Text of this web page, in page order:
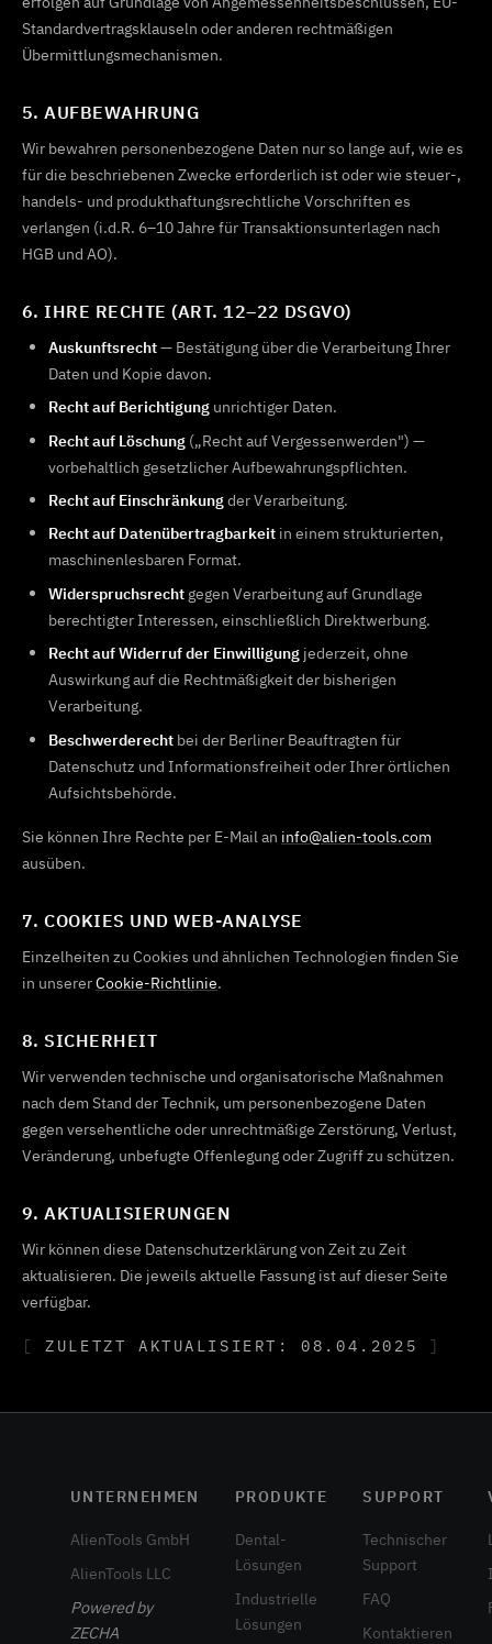
Standardvertragsklauseln oder anderen rechtmäßigen
Übermittlungsmechanismen.
5. AUFBEWAHRUNG
Wir bewahren personenbezogene Daten nur so lange auf, wie es
für die beschriebenen Zwecke erforderlich ist oder wie steuer-,
handels- und produkthaftungsrechtliche Vorschriften es
verlangen (i.d.R. 6–10 Jahre für Transaktionsunterlagen nach
HGB und AO).
6. IHRE RECHTE (ART. 12–22 DSGVO)
Auskunftsrecht— Bestätigung über die Verarbeitung Ihrer
Daten und Kopie davon.
Recht auf Berichtigung unrichtiger Daten.
Recht auf Löschung („Recht auf Vergessenwerden") —
vorbehaltlich gesetzlicher Aufbewahrungspflichten.
Recht auf Einschränkungder Verarbeitung.
Recht auf Datenübertragbarkeit in einem strukturierten,
maschinenlesbaren Format.
Widerspruchsrecht gegen Verarbeitung auf Grundlage
berechtigter Interessen, einschließlich Direktwerbung.
Recht auf Widerruf der Einwilligung jederzeit, ohne
Auswirkung auf die Rechtmäßigkeit der bisherigen
Verarbeitung.
Beschwerderecht bei der Berliner Beauftragten für
Datenschutz und Informationsfreiheit oder Ihrer örtlichen
Aufsichtsbehörde.
Sie können Ihre Rechte per E-Mail an info@alien-tools.com
ausüben.
7. COOKIES UND WEB-ANALYSE
Einzelheiten zu Cookies und ähnlichen Technologien finden Sie
in unsererCookie-Richtlinie.
8. SICHERHEIT
Wir verwenden technische und organisatorische Maßnahmen
nach dem Stand der Technik, um personenbezogene Daten
gegen versehentliche oder unrechtmäßige Zerstörung, Verlust,
Veränderung, unbefugte Offenlegung oder Zugriff zu schützen.
9. AKTUALISIERUNGEN
Wir können diese Datenschutzerklärung von Zeit zu Zeit
aktualisieren. Die jeweils aktuelle Fassung ist auf dieser Seite
verfügbar.
ZULETZT AKTUALISIERT: 08.04.2025
UNTERNEHMEN
AlienTools GmbH
AlienTools LLC
Powered by
ZECHA
PRODUKTE
Dental-
Lösungen
Industrielle
Lösungen
SUPPORT
Technischer
Support
FAQ
Kontaktieren